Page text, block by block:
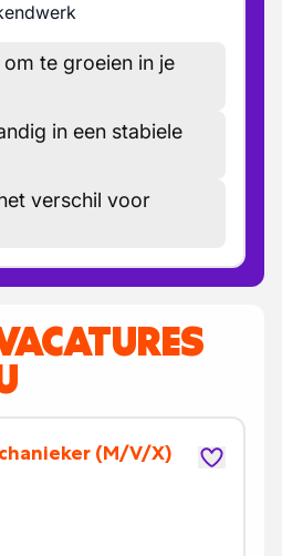
te groeien in je
in een stabiele
verschil voor
(M/V/X)